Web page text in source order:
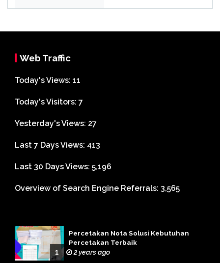
Web Traffic
Today's Views: 11
Today's Visitors: 7
Yesterday's Views: 27
Last 7 Days Views: 413
Last 30 Days Views: 5,196
Overview of Search Engine Referrals: 3,565
1
Percetakan Nota Solusi Kebutuhan
Percetakan Terbaik
2 years ago